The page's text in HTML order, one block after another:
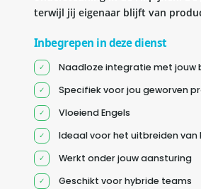
terwijl jij eigenaar blijft van
Inbegrepen in deze dienst
Naadloze integratie met
Specifiek voor jou geworven
Vloeiend Engels
Ideaal voor het uitbreiden
Werkt onder jouw aansturing
Geschikt voor hybride teams